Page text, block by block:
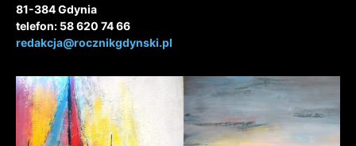
81-384 Gdynia
telefon: 58 620 74 66
redakcja@rocznikgdynski.pl